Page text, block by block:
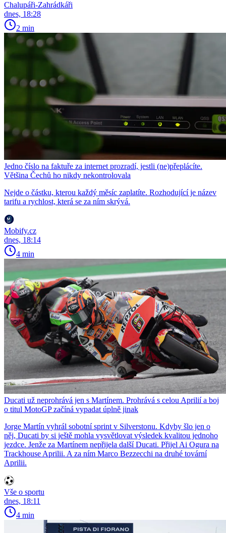
Chalupáři-Zahrádkáři
dnes, 18:28
2 min
Jedno číslo na faktuře za internet prozradí, jestli (ne)přeplácíte.
Většina Čechů ho nikdy nekontrolovala
Nejde o částku, kterou každý měsíc zaplatíte. Rozhodující je název
tarifu a rychlost, která se za ním skrývá.
Mobify.cz
dnes, 18:14
4 min
Ducati už neprohrává jen s Martínem. Prohrává s celou Aprilií a boj
o titul MotoGP začíná vypadat úplně jinak
Jorge Martín vyhrál sobotní sprint v Silverstonu. Kdyby šlo jen o
něj, Ducati by si ještě mohla vysvětlovat výsledek kvalitou jednoho
jezdce. Jenže za Martínem nepřijela další Ducati. Přijel Ai Ogura na
Trackhouse Aprilii. A za ním Marco Bezzecchi na druhé tovární
Aprilii.
Vše o sportu
dnes, 18:11
4 min